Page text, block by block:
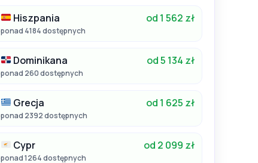
Hiszpania od 1 562 zł
ponad 4184 dostępnych
Dominikana od 5 134 zł
ponad 260 dostępnych
Grecja od 1 625 zł
ponad 2392 dostępnych
Cypr od 2 099 zł
ponad 1264 dostępnych